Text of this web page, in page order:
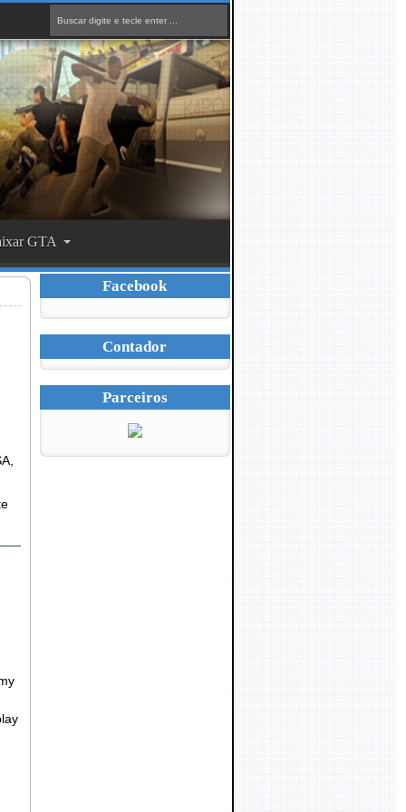
GTA
Facebook
Contador
Parceiros